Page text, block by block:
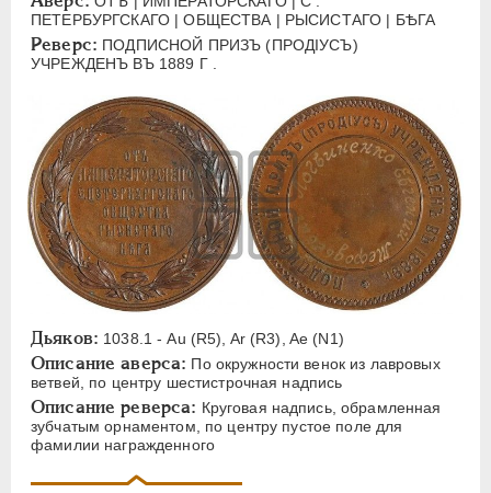
ПЕТЕРБУРГСКАГО | ОБЩЕСТВА | РЫСИСТАГО | БѢГА
Реверс: ПОДПИСНОЙ ПРИЗЪ (ПРОДIУСЪ)
УЧРЕЖДЕНЪ ВЪ 1889 Г .
Дьяков: 1038.1 - Au (R5), Ar (R3), Ae (N1)
Описание аверса: По окружности венок из лавровых
ветвей, по центру шестистрочная надпись
Описание реверса: Круговая надпись, обрамленная
зубчатым орнаментом, по центру пустое поле для
фамилии награжденного
ЕКАТЕРИНА II 1762-1796
ПАВЕЛ I 1796-1801
АЛЕКСАНДР I
НИКОЛАЙ I 1826-1855
АЛЕКСАНДР II 1855-1881
АЛЕКСАНДР III 1881-1894
Латинская надпись
C E F H I J K
M
R S T V X Z
Русская надпись
А Б В Д Е З
Л
М Н О П Р С Т
У
Ф
Х Э